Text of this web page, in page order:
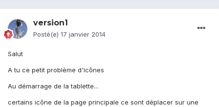
version1
Posté(e) 17 janvier 2014
Salut
A tu ce petit problème d'icônes
Au démarrage de la tablette...
certains icône de la page principale ce sont déplacer sur une